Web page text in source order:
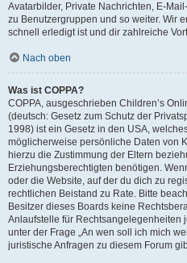
Avatarbilder, Private Nachrichten, E-
zu Benutzergruppen und so weiter. Wir
schnell erledigt ist und dir zahlreiche
Nach oben
Was ist COPPA?
COPPA, ausgeschrieben Children’s
(deutsch: Gesetz zum Schutz der
1998) ist ein Gesetz in den USA,
möglicherweise persönliche Daten von
hierzu die Zustimmung der Eltern
Erziehungsberechtigten benötigen.
oder die Website, auf der du dich zu
rechtlichen Beistand zu Rate. Bitte
Besitzer dieses Boards keine
Anlaufstelle für Rechtsangelegenheiten
unter der Frage „An wen soll ich mich
juristische Anfragen zu diesem Forum